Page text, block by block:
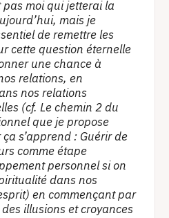
pas moi qui jetterai la
mais je
de remettre les
cette question éternelle
une chance à
relations, en
nos relations
(cf. Le chemin 2 du
que je propose
s’apprend : Guérir de
comme étape
personnel si on
dans nos
en commençant par
illusions et croyances